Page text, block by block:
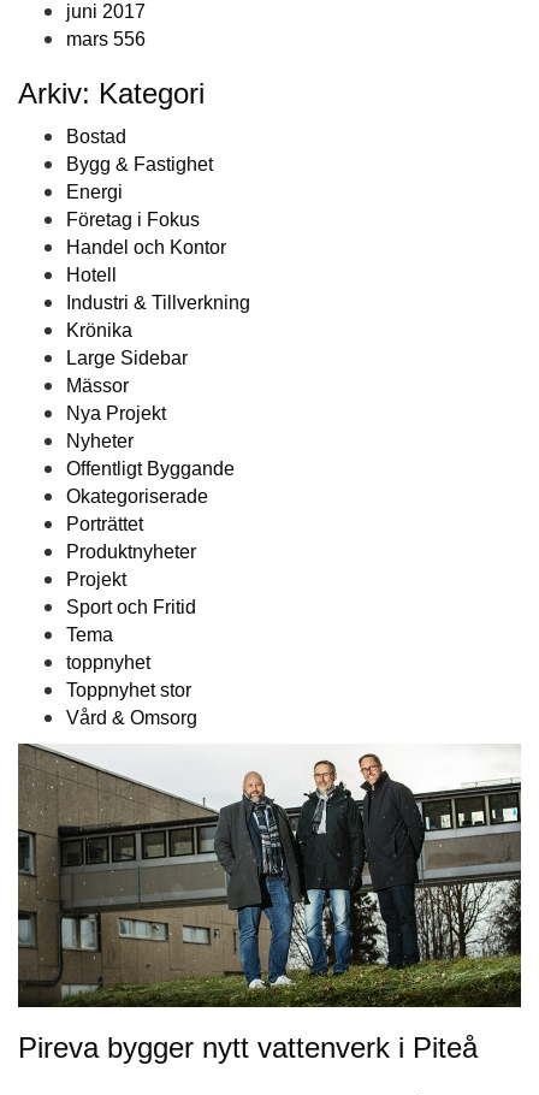
juni 2017
mars 556
Arkiv: Kategori
Bostad
Bygg & Fastighet
Energi
Företag i Fokus
Handel och Kontor
Hotell
Industri & Tillverkning
Krönika
Large Sidebar
Mässor
Nya Projekt
Nyheter
Offentligt Byggande
Okategoriserade
Porträttet
Produktnyheter
Projekt
Sport och Fritid
Tema
toppnyhet
Toppnyhet stor
Vård & Omsorg
Pireva bygger nytt vattenverk i Piteå